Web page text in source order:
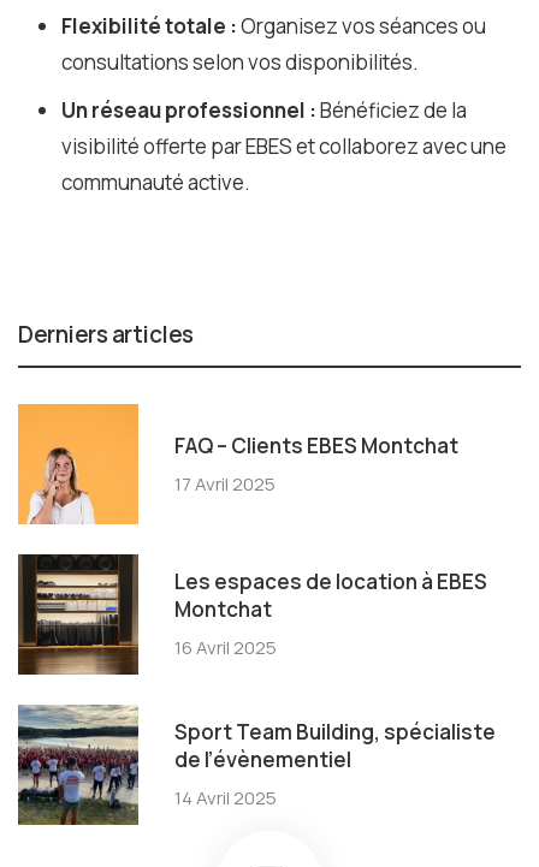
Flexibilité totale :Organisez vos séances ou
consultations selon vos disponibilités.
Un réseau professionnel :Bénéficiez de la
visibilité offerte par EBES et collaborez avec une
communauté active.
Derniers articles
FAQ – Clients EBES Montchat
17 Avril 2025
Les espaces de location à EBES
Montchat
16 Avril 2025
Sport Team Building, spécialiste
de l’évènementiel
14 Avril 2025